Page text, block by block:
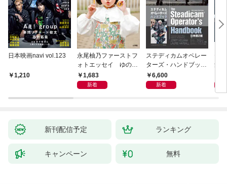
日本映画navi vol.123
1,210
永尾柚乃ファーストフ
ォトエッセイ ゆのも
のがたり
1,683
新着
ステディカムオペレー
ターズ・ハンドブック
日本語版 電子版 第２
版
6,600
新着
集
ウ
【
新刊配信予定 ランキング
キャンペーン 無料